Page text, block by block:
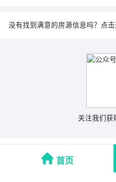
首页
没有找到满意的房源信息吗？点击
关注我们获